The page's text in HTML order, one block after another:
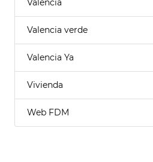
Valencia
Valencia verde
Valencia Ya
Vivienda
Web FDM